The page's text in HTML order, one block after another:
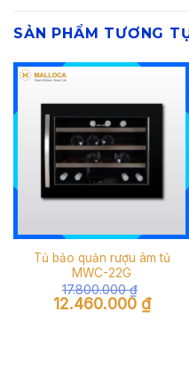
SẢN PHẨM TƯƠNG
Tủ bảo quản rượu âm tủ
MWC-22G
17.800.000₫
Giá
gốc
12.460.000 ₫Giá
hiện